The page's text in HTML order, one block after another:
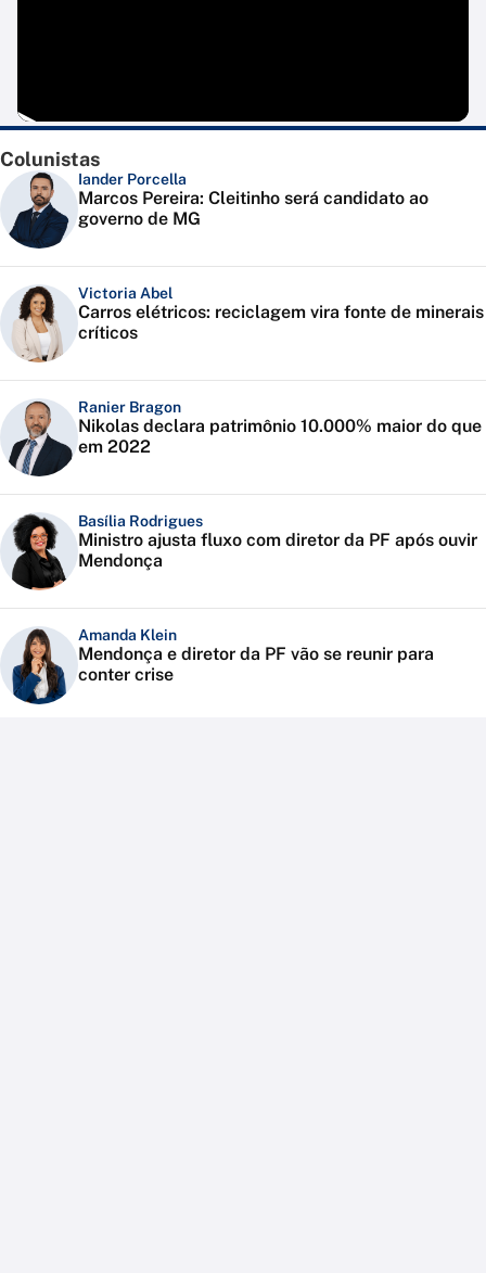
Colunistas
Iander Porcella
Marcos Pereira: Cleitinho será candidato ao
governo de MG
Victoria Abel
Carros elétricos: reciclagem vira fonte de minerais
críticos
Ranier Bragon
Nikolas declara patrimônio 10.000% maior do que
em 2022
Basília Rodrigues
Ministro ajusta fluxo com diretor da PF após ouvir
Mendonça
Amanda Klein
Mendonça e diretor da PF vão se reunir para
conter crise